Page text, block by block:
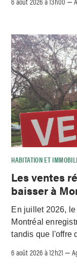
–
HABITATION ET
Les ventes
baisser à
En juillet 2026,
Montréal
tandis que l'offre
6 août 2026 à 12h21 –